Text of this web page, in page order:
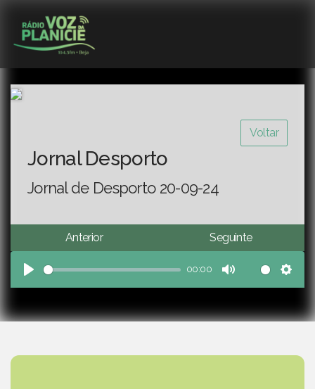
Voltar
Jornal Desporto
Jornal de Desporto 20-09-24
Anterior Seguinte
Play
00:00
Mute